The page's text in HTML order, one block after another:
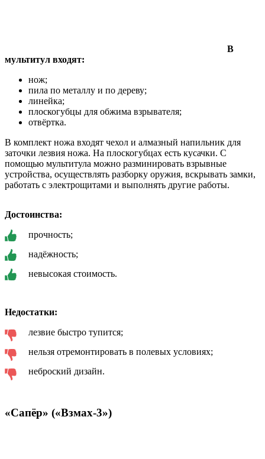
В
мультитул входят:
нож;
пила по металлу и по дереву;
линейка;
плоскогубцы для обжима взрывателя;
отвёртка.
В комплект ножа входят чехол и алмазный напильник для
заточки лезвия ножа. На плоскогубцах есть кусачки. С
помощью мультитула можно разминировать взрывные
устройства, осуществлять разборку оружия, вскрывать замки,
работать с электрощитами и выполнять другие работы.
Достоинства:
прочность;
надёжность;
невысокая стоимость.
Недостатки:
лезвие быстро тупится;
нельзя отремонтировать в полевых условиях;
неброский дизайн.
«Сапёр» («Взмах-3»)